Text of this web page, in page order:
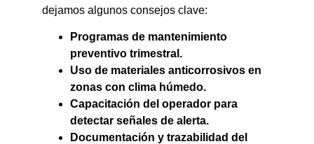
dejamos algunos consejos clave:
Programas de mantenimiento
preventivo trimestral.
Uso de materiales anticorrosivos en
zonas con clima húmedo.
Capacitación del operador para
detectar señales de alerta.
Documentación y trazabilidad del